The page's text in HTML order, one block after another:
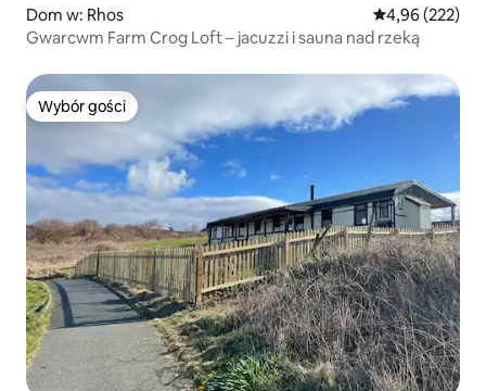
Dom w: Rhos Średnia
4,96 (222)
Gwarcwm Farm Crog Loft – jacuzzi i sauna nad rzeką
Wybór gości
Wybór gości